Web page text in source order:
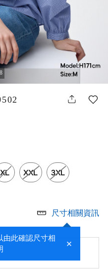
XL XXL 3XL
尺寸相關資訊
由此確認尺寸相